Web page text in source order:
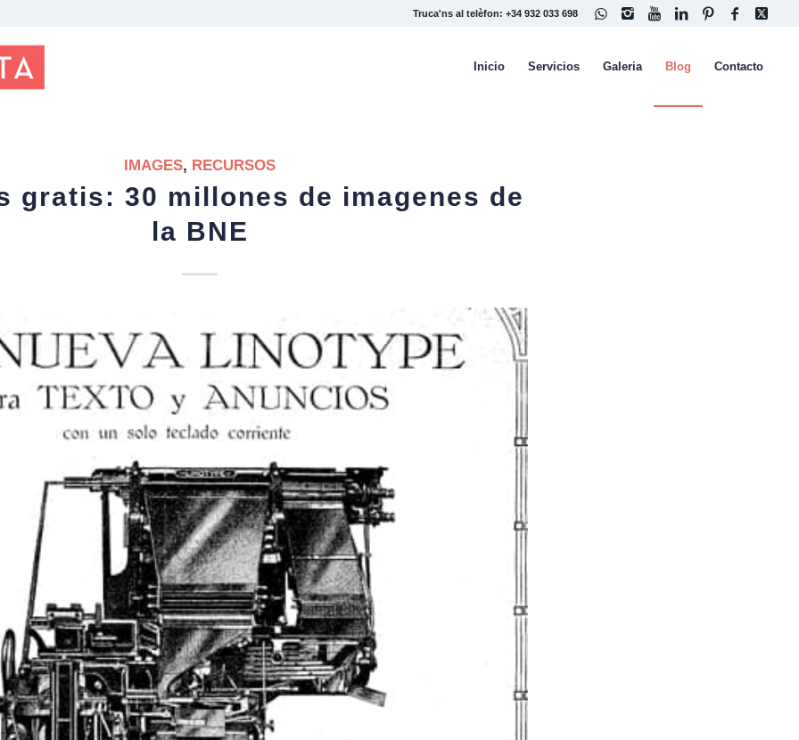
Truca'ns al telèfon: +34 932 033 698
Inicio Servicios Galeria Blog Contacto
IMAGES, RECURSOS
gratis: 30 millones de imagenes de
la BNE